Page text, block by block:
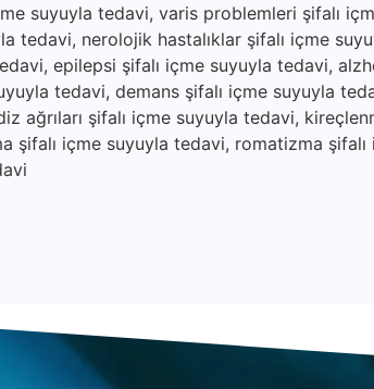
suyuyla tedavi, varis problemleri şifalı
tedavi, nerolojik hastalıklar şifalı içme
epilepsi şifalı içme suyuyla tedavi,
tedavi, demans şifalı içme suyuyla
ağrıları şifalı içme suyuyla tedavi,
şifalı içme suyuyla tedavi, romatizma